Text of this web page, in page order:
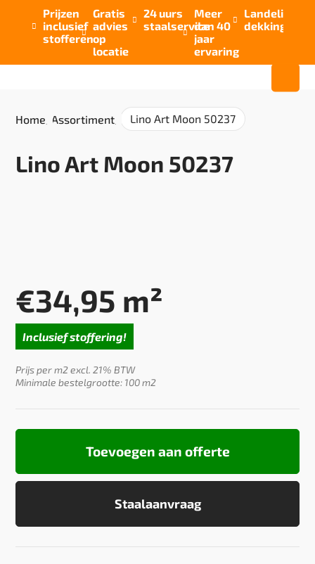

Prijzen
inclusief
stofferen

Gratis
advies
op
locatie

24 uurs
staalservice

Meer
dan 40
jaar
ervaring

Landelijke
dekking
Home Assortiment Lino Art Moon 50237
Lino Art Moon 50237
€34,95 m²
Inclusief stoffering!
Prijs per m2 excl. 21% BTW
Minimale bestelgrootte: 100 m2
Staalaanvraag
Toevoegen aan offerte